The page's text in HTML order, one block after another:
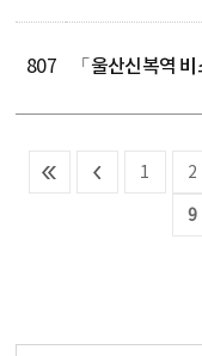
807
1 2
9